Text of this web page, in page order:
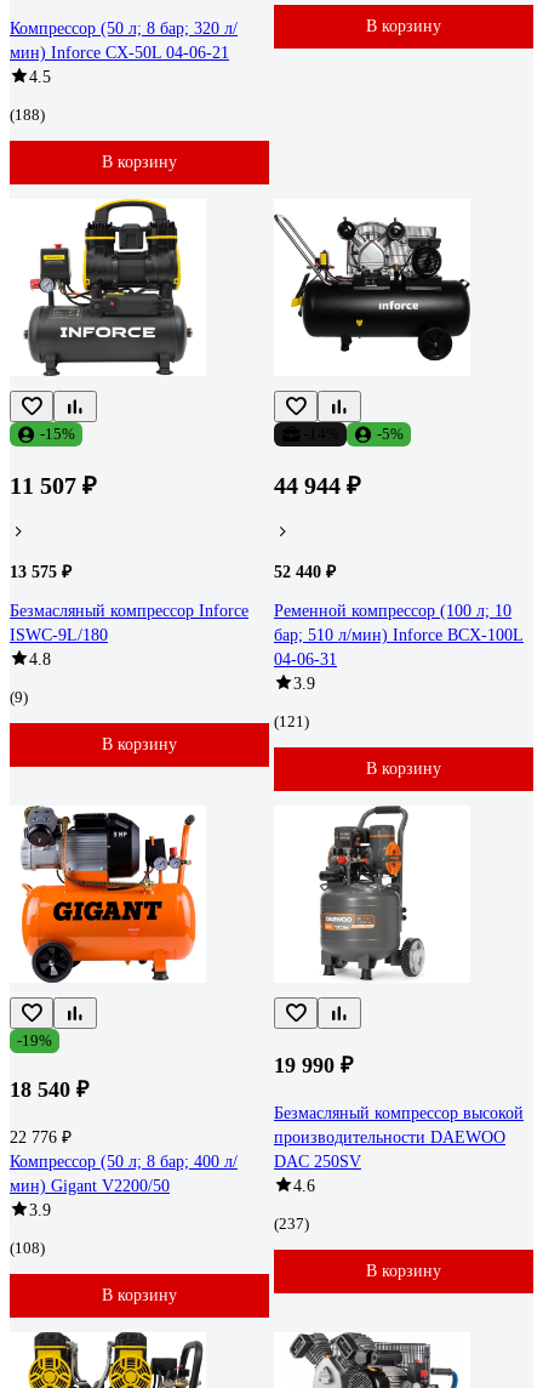
Компрессор (50 л; 8 бар; 320 л/
мин) Inforce CX-50L 04-06-21
4.5
(188)
В корзину
В корзину
-15%
11 507 ₽
13 575 ₽
Безмасляный компрессор Inforce
ISWC-9L/180
4.8
(9)
В корзину
-5%
44 944 ₽
52 440 ₽
Ременной компрессор (100 л; 10
бар; 510 л/мин) Inforce BCX-100L
04-06-31
3.9
(121)
В корзину
-19%
18 540 ₽
22 776 ₽
Компрессор (50 л; 8 бар; 400 л/
мин) Gigant V2200/50
3.9
(108)
В корзину
19 990 ₽
Безмасляный компрессор высокой
производительности DAEWOO
DAC 250SV
4.6
(237)
В корзину